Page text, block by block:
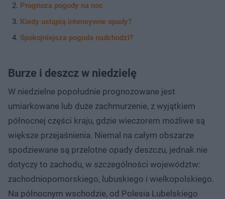
Prognoza pogody na noc
Kiedy ustąpią intensywne opady?
Spokojniejsza pogoda nadchodzi?
Burze i deszcz w niedzielę
W niedzielne popołudnie prognozowane jest
umiarkowane lub duże zachmurzenie, z wyjątkiem
północnej części kraju, gdzie wieczorem możliwe są
większe przejaśnienia. Niemal na całym obszarze
spodziewane są przelotne opady deszczu, jednak nie
dotyczy to zachodu, w szczególności województw:
zachodniopomorskiego, lubuskiego i wielkopolskiego.
Na północnym wschodzie, od Polesia Lubelskiego